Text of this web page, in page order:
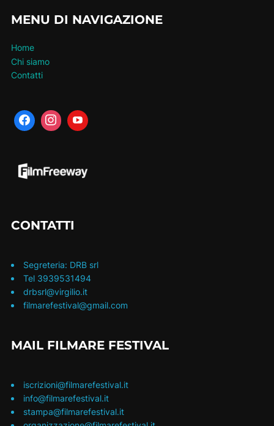
MENU DI NAVIGAZIONE
Home
Chi siamo
Contatti
CONTATTI
Segreteria: DRB srl
Tel 3939531494
drbsrl@virgilio.it
filmarefestival@gmail.com
MAIL FILMARE FESTIVAL
iscrizioni@filmarefestival.it
info@filmarefestival.it
stampa@filmarefestival.it